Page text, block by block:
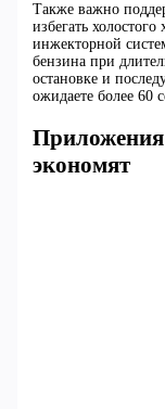
Также важно
избегать
инжекторной
бензина при
остановке и
ожидаете более 60
экономят